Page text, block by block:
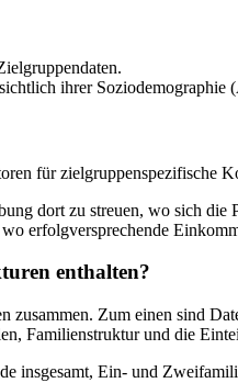
ihrer
für zielgruppenspezifische
dort zu streuen, wo sich
erfolgversprechende
enthalten?
zusammen. Zum einen sind
Familienstruktur und die
insgesamt, Ein- und